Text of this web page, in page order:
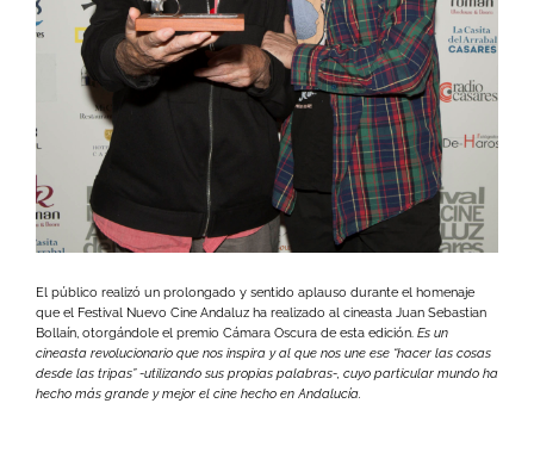
El público realizó un prolongado y sentido aplauso durante el homenaje
que el Festival Nuevo Cine Andaluz ha realizado al cineasta Juan Sebastian
Bollaín, otorgándole el premio Cámara Oscura de esta edición. Es un
cineasta revolucionario que nos inspira y al que nos une ese “hacer las cosas
desde las tripas” -utilizando sus propias palabras-, cuyo particular mundo ha
hecho más grande y mejor el cine hecho en Andalucía.